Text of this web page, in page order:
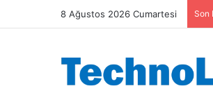
8 Ağustos 2026 Cumartesi Son